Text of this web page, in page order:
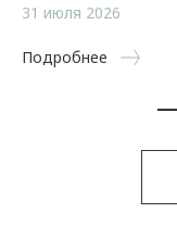
31 июля 2026
Подробнее